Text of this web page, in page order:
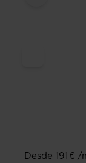
Desde 191 € /